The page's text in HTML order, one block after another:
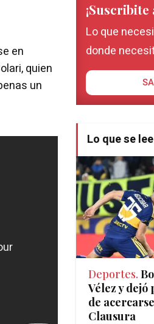
en
quien
un
Lo que
donde
Lo que se
Deportes.
Vélez y dejó
de
Clausura